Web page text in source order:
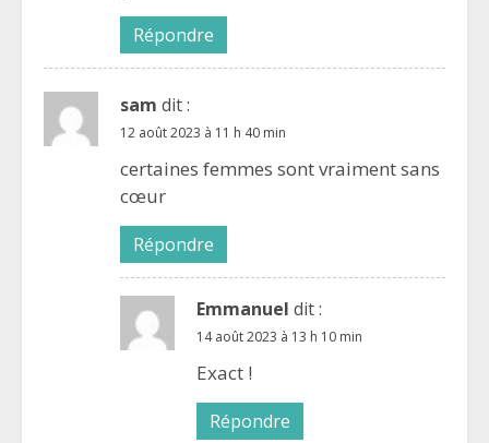
Répondre
sam dit :
12 août 2023 à 11 h 40 min
certaines femmes sont vraiment sans
cœur
Répondre
Emmanuel dit :
14 août 2023 à 13 h 10 min
Exact !
Répondre